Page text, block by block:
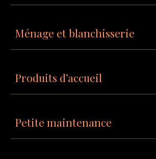
Ménage et blanchisserie
Produits d’accueil
Petite maintenance